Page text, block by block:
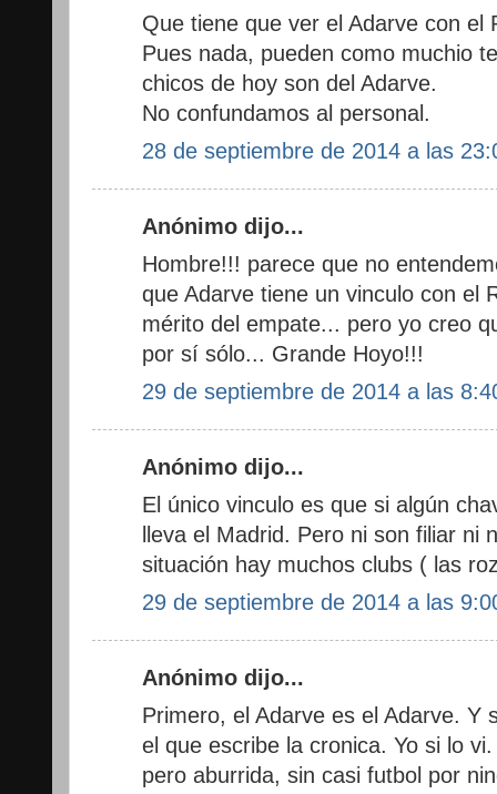
Que tiene que ver el Adarve con el
Pues nada, pueden como muchio
chicos de hoy son del Adarve.
No confundamos al personal.
28 de septiembre de 2014 a las
Anónimo dijo...
Hombre!!! parece que no
que Adarve tiene un vinculo con el
mérito del empate... pero yo creo
por sí sólo... Grande Hoyo!!!
29 de septiembre de 2014 a las
Anónimo dijo...
El único vinculo es que si algún
lleva el Madrid. Pero ni son filiar ni
situación hay muchos clubs ( las
29 de septiembre de 2014 a las
Anónimo dijo...
Primero, el Adarve es el Adarve. Y
el que escribe la cronica. Yo si lo
pero aburrida, sin casi futbol por